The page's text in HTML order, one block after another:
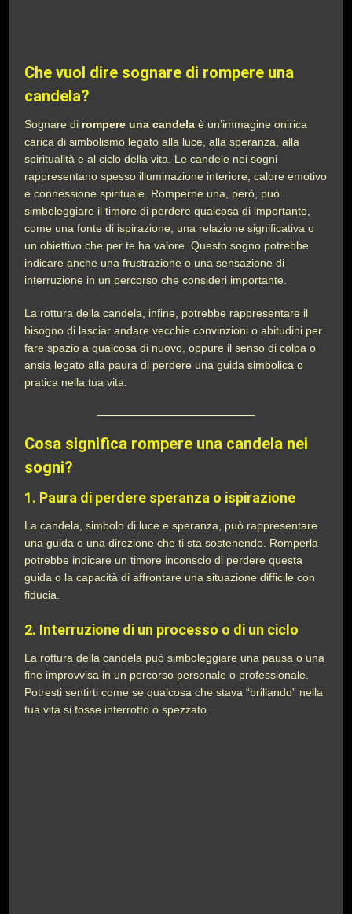
Che vuol dire sognare di rompere una
candela?
Sognare di rompere una candela è un’immagine onirica
carica di simbolismo legato alla luce, alla speranza, alla
spiritualità e al ciclo della vita. Le candele nei sogni
rappresentano spesso illuminazione interiore, calore emotivo
e connessione spirituale. Romperne una, però, può
simboleggiare il timore di perdere qualcosa di importante,
come una fonte di ispirazione, una relazione significativa o
un obiettivo che per te ha valore. Questo sogno potrebbe
indicare anche una frustrazione o una sensazione di
interruzione in un percorso che consideri importante.
La rottura della candela, infine, potrebbe rappresentare il
bisogno di lasciar andare vecchie convinzioni o abitudini per
fare spazio a qualcosa di nuovo, oppure il senso di colpa o
ansia legato alla paura di perdere una guida simbolica o
pratica nella tua vita.
Cosa significa rompere una candela nei
sogni?
1. Paura di perdere speranza o ispirazione
La candela, simbolo di luce e speranza, può rappresentare
una guida o una direzione che ti sta sostenendo. Romperla
potrebbe indicare un timore inconscio di perdere questa
guida o la capacità di affrontare una situazione difficile con
fiducia.
2. Interruzione di un processo o di un ciclo
La rottura della candela può simboleggiare una pausa o una
fine improvvisa in un percorso personale o professionale.
Potresti sentirti come se qualcosa che stava “brillando” nella
tua vita si fosse interrotto o spezzato.